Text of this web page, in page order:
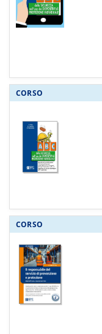
CORSO
CORSO